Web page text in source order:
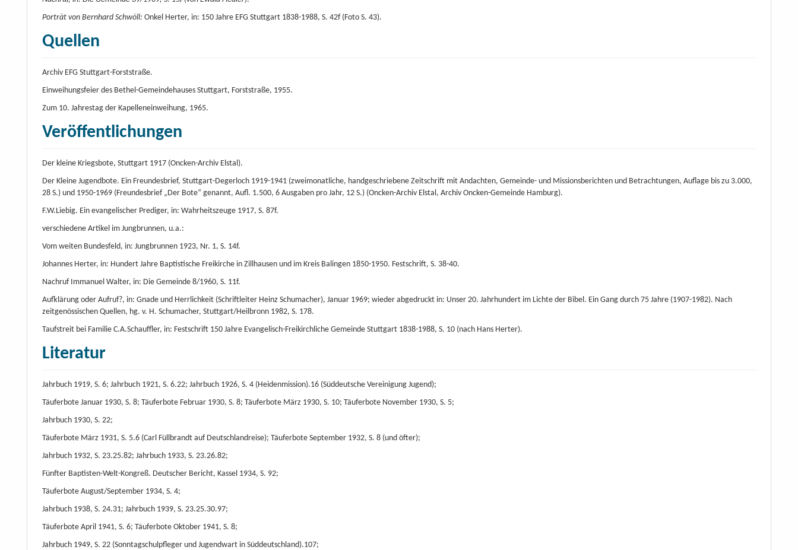
Porträt von Bernhard Schwöll: Onkel Herter, in: 150 Jahre EFG Stuttgart 1838-1988, S. 42f (Foto S. 43).
Quellen
Archiv EFG Stuttgart-Forststraße.
Einweihungsfeier des Bethel-Gemeindehauses Stuttgart, Forststraße, 1955.
Zum 10. Jahrestag der Kapelleneinweihung, 1965.
Veröffentlichungen
Der kleine Kriegsbote, Stuttgart 1917 (Oncken-Archiv Elstal).
Der Kleine Jugendbote. Ein Freundesbrief, Stuttgart-Degerloch 1919-1941 (zweimonatliche, handgeschriebene Zeitschrift mit Andachten, Gemeinde- und Missionsberichten und Betrachtungen, Auflage bis zu 3.000,
28 S.) und 1950-1969 (Freundesbrief „Der Bote“ genannt, Aufl. 1.500, 6 Ausgaben pro Jahr, 12 S.) (Oncken-Archiv Elstal, Archiv Oncken-Gemeinde Hamburg).
F.W.Liebig. Ein evangelischer Prediger, in: Wahrheitszeuge 1917, S. 87f.
verschiedene Artikel im Jungbrunnen, u.a.:
Vom weiten Bundesfeld, in: Jungbrunnen 1923, Nr. 1, S. 14f.
Johannes Herter, in: Hundert Jahre Baptistische Freikirche in Zillhausen und im Kreis Balingen 1850-1950. Festschrift, S. 38-40.
Nachruf Immanuel Walter, in: Die Gemeinde 8/1960, S. 11f.
Aufklärung oder Aufruf?, in: Gnade und Herrlichkeit (Schriftleiter Heinz Schumacher), Januar 1969; wieder abgedruckt in: Unser 20. Jahrhundert im Lichte der Bibel. Ein Gang durch 75 Jahre (1907-1982). Nach
zeitgenössischen Quellen, hg. v. H. Schumacher, Stuttgart/Heilbronn 1982, S. 178.
Taufstreit bei Familie C.A.Schauffler, in: Festschrift 150 Jahre Evangelisch-Freikirchliche Gemeinde Stuttgart 1838-1988, S. 10 (nach Hans Herter).
Literatur
Jahrbuch 1919, S. 6; Jahrbuch 1921, S. 6.22; Jahrbuch 1926, S. 4 (Heidenmission).16 (Süddeutsche Vereinigung Jugend);
Täuferbote Januar 1930, S. 8; Täuferbote Februar 1930, S. 8; Täuferbote März 1930, S. 10; Täuferbote November 1930, S. 5;
Jahrbuch 1930, S. 22;
Täuferbote März 1931, S. 5.6 (Carl Füllbrandt auf Deutschlandreise); Täuferbote September 1932, S. 8 (und öfter);
Jahrbuch 1932, S. 23.25.82; Jahrbuch 1933, S. 23.26.82;
Fünfter Baptisten-Welt-Kongreß. Deutscher Bericht, Kassel 1934, S. 92;
Täuferbote August/September 1934, S. 4;
Jahrbuch 1938, S. 24.31; Jahrbuch 1939, S. 23.25.30.97;
Täuferbote April 1941, S. 6; Täuferbote Oktober 1941, S. 8;
Jahrbuch 1949, S. 22 (Sonntagschulpfleger und Jugendwart in Süddeutschland).107;